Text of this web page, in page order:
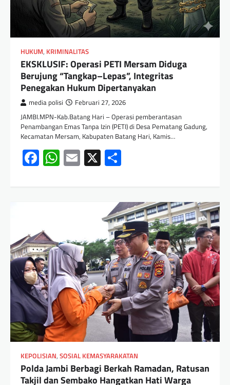
HUKUM, KRIMINALITAS
EKSKLUSIF: Operasi PETI Mersam Diduga
Berujung “Tangkap–Lepas”, Integritas
Penegakan Hukum Dipertanyakan
media polisi Februari 27, 2026
JAMBI.MPN-Kab.Batang Hari – Operasi pemberantasan
Penambangan Emas Tanpa Izin (PETI) di Desa Pematang Gadung,
Kecamatan Mersam, Kabupaten Batang Hari, Kamis…
Facebook
WhatsApp
Email
X
KEPOLISIAN, SOSIAL KEMASYARAKATAN
Polda Jambi Berbagi Berkah Ramadan, Ratusan
Takjil dan Sembako Hangatkan Hati Warga